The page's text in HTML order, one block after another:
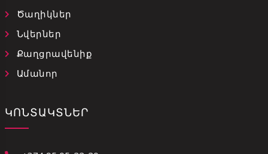
Ծաղիկներ
Նվերներ
Քաղցրավենիք
Ամանոր
ԿՈՆՏԱԿՏՆԵՐ